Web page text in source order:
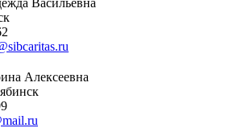
Алексеевна